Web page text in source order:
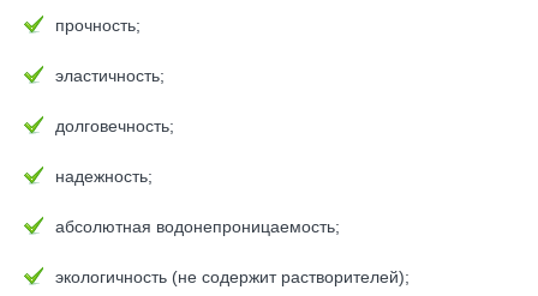
прочность;
эластичность;
долговечность;
надежность;
абсолютная водонепроницаемость;
экологичность (не содержит растворителей);